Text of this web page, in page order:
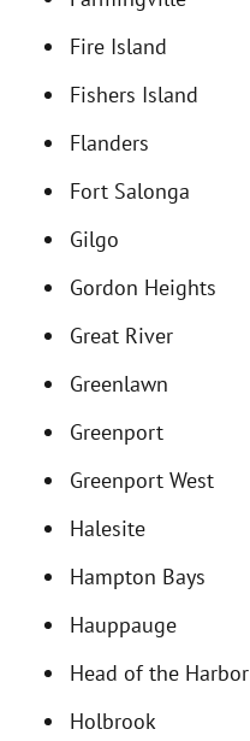
Fire Island
Fishers Island
Flanders
Fort Salonga
Gilgo
Gordon Heights
Great River
Greenlawn
Greenport
Greenport West
Halesite
Hampton Bays
Hauppauge
Head of the Harbor
Holbrook